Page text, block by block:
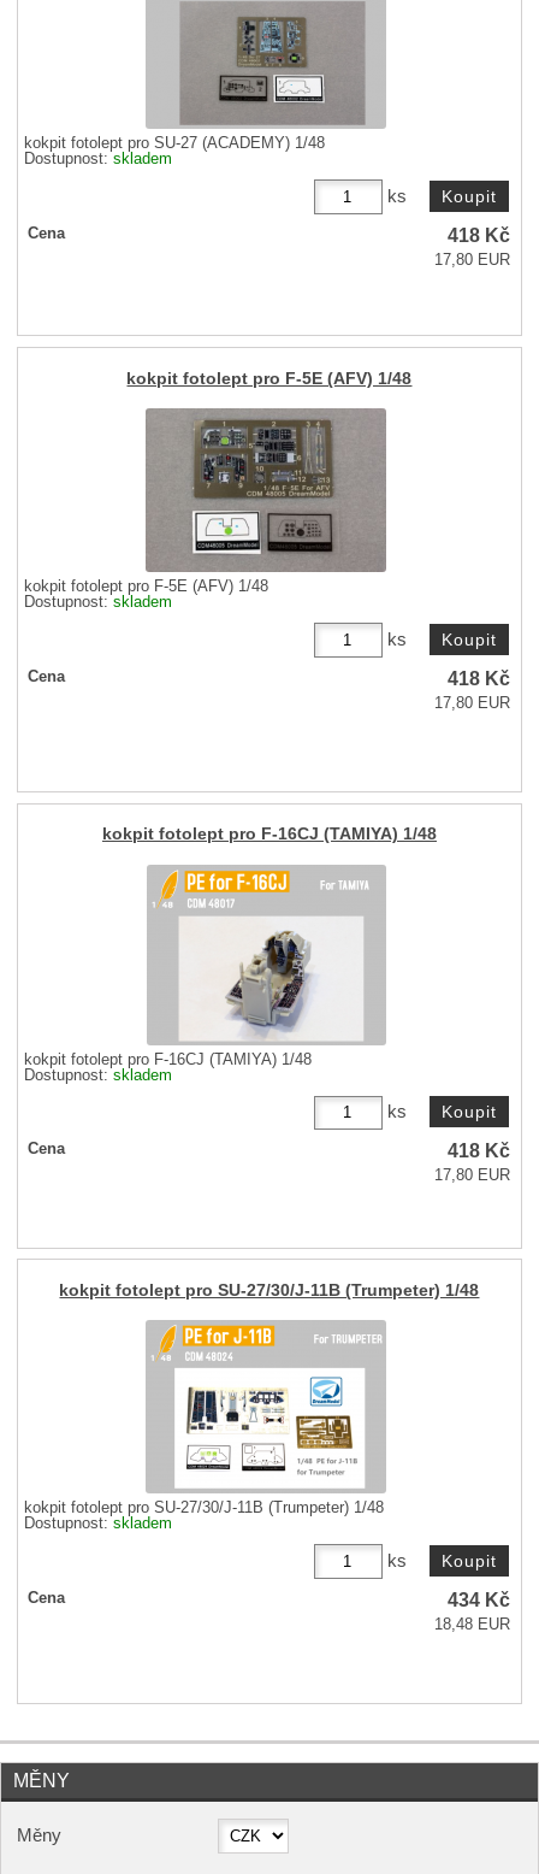
kokpit fotolept pro SU-27 (ACADEMY) 1/48
Dostupnost:skladem
ks
Cena 418 Kč
17,80 EUR
kokpit fotolept pro F-5E (AFV) 1/48
kokpit fotolept pro F-5E (AFV) 1/48
Dostupnost:skladem
ks
Cena 418 Kč
17,80 EUR
kokpit fotolept pro F-16CJ (TAMIYA) 1/48
kokpit fotolept pro F-16CJ (TAMIYA) 1/48
Dostupnost:skladem
ks
Cena 418 Kč
17,80 EUR
kokpit fotolept pro SU-27/30/J-11B (Trumpeter) 1/48
kokpit fotolept pro SU-27/30/J-11B (Trumpeter) 1/48
Dostupnost:skladem
ks
Cena 434 Kč
18,48 EUR
MĚNY
Měny